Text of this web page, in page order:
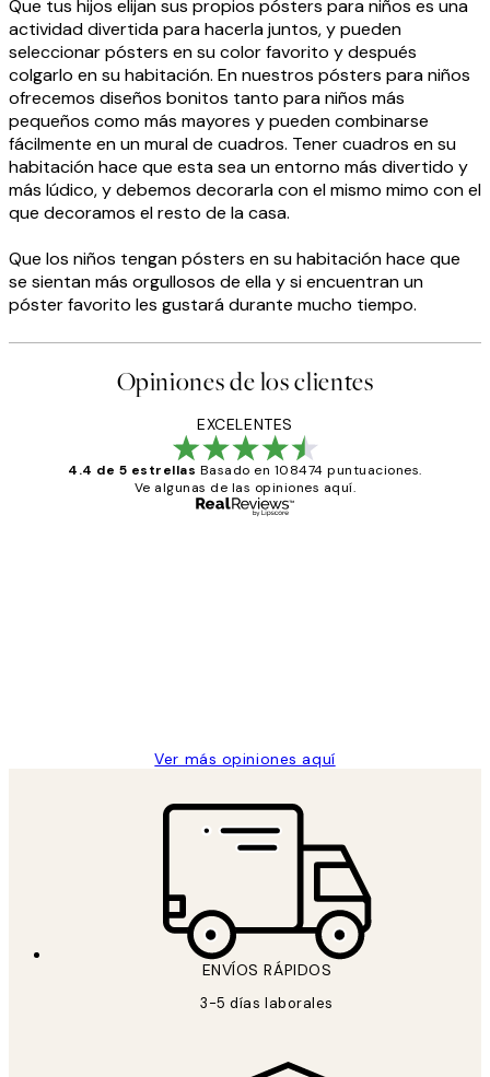
Que tus hijos elijan sus propios pósters para niños es una
actividad divertida para hacerla juntos, y pueden
seleccionar pósters en su color favorito y después
colgarlo en su habitación. En nuestros pósters para niños
ofrecemos diseños bonitos tanto para niños más
pequeños como más mayores y pueden combinarse
fácilmente en un mural de cuadros. Tener cuadros en su
habitación hace que esta sea un entorno más divertido y
más lúdico, y debemos decorarla con el mismo mimo con el
que decoramos el resto de la casa.
Que los niños tengan pósters en su habitación hace que
se sientan más orgullosos de ella y si encuentran un
póster favorito les gustará durante mucho tiempo.
Opiniones de los clientes
EXCELENTES
4.4 de 5 estrellas Basado en 108474 puntuaciones.
Ve algunas de las opiniones aquí.
Ver más opiniones aquí
ENVÍOS RÁPIDOS
3-5 días laborales